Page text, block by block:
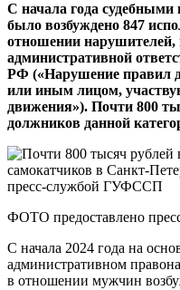
С начала года
было возбуждено 847
отношении
административной
РФ («Нарушение правил
или иным лицом,
движения»). Почти 800
должников данной
ФОТО предоставлено
С начала 2024 года на
административном
в отношении мужчин